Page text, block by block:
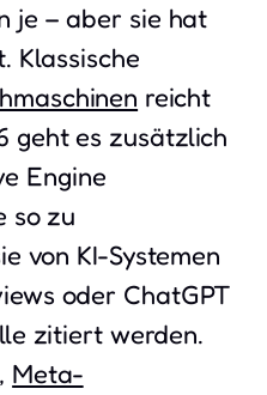
je – aber sie hat
Klassische
reicht
geht es zusätzlich
Engine
so zu
von KI-Systemen
oder ChatGPT
zitiert werden.
, Meta-